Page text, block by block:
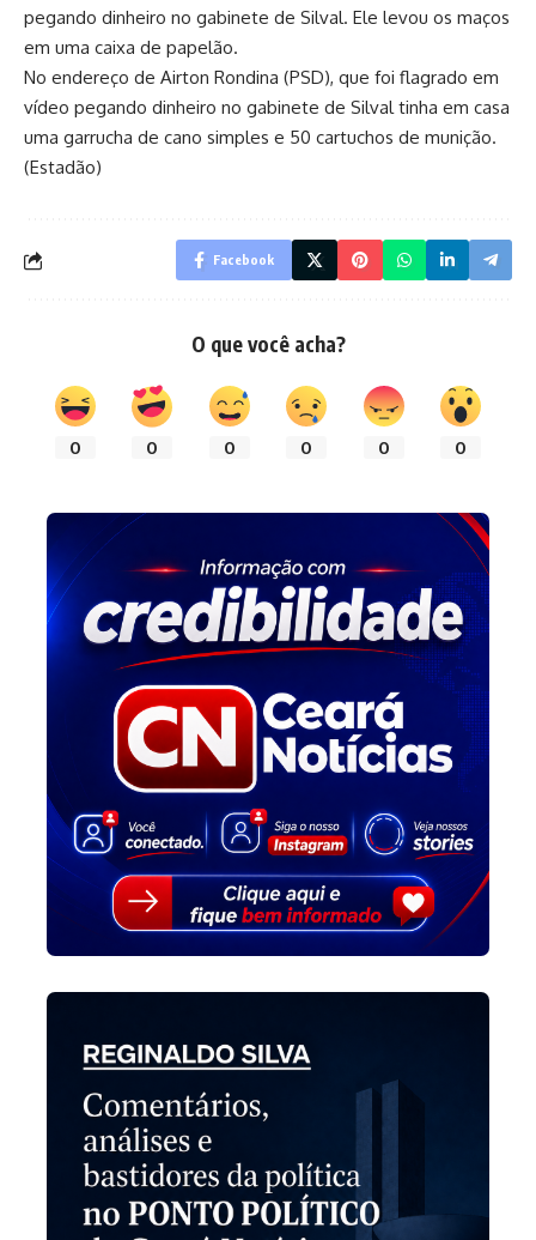
pegando dinheiro no gabinete de Silval. Ele levou os maços
em uma caixa de papelão.
No endereço de Airton Rondina (PSD), que foi flagrado em
vídeo pegando dinheiro no gabinete de Silval tinha em casa
uma garrucha de cano simples e 50 cartuchos de munição.
(Estadão)
Facebook
O que você acha?
0 0 0 0 0 0